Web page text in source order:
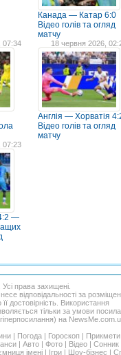
Канада — Катар 6:0
Відео голів та огляд
матчу
07:34 18 червня 2026,
Англія — Хорватія
Відео голів та огляд
матчу
07:23
—
. Усі права захищені.
відповідальності за
достовірність. Використання
тільки за умови
на
| Погода | Гороскоп | Прикмети
| Авто | Фото | Відео | Сонник
імені | Ігри | Шоу-бізнес |